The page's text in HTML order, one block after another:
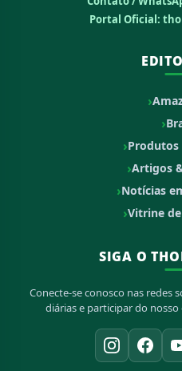
Portal Oficial:
Produtos
Artigos
Notícias
Vitrine
SIGA O
Conecte-se conosco nas redes
diárias e participar do